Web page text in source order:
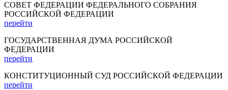
СОВЕТ ФЕДЕРАЦИИ ФЕДЕРАЛЬНОГО СОБРАНИЯ
РОССИЙСКОЙ ФЕДЕРАЦИИ
перейти
ГОСУДАРСТВЕННАЯ ДУМА РОССИЙСКОЙ
ФЕДЕРАЦИИ
перейти
КОНСТИТУЦИОННЫЙ СУД РОССИЙСКОЙ ФЕДЕРАЦИИ
перейти